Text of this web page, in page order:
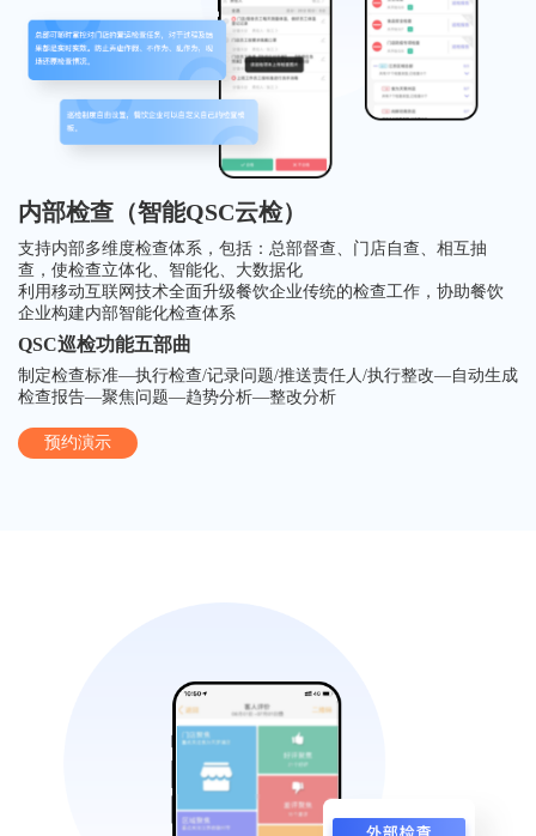
内部检查（智能QSC云检）
支持内部多维度检查体系，包括：总部督查、门店自查、相互抽
查，使检查立体化、智能化、大数据化
利用移动互联网技术全面升级餐饮企业传统的检查工作，协助餐饮
企业构建内部智能化检查体系
QSC巡检功能五部曲
制定检查标准—执行检查/记录问题/推送责任人/执行整改—自动生成
检查报告—聚焦问题—趋势分析—整改分析
预约演示